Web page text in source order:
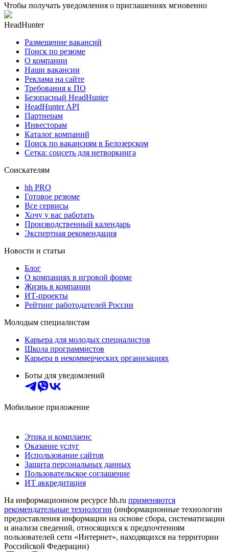
Чтобы получать уведомления о приглашениях мгновенно
HeadHunter
Размещение вакансий
Поиск по резюме
О компании
Наши вакансии
Реклама на сайте
Требования к ПО
Безопасный HeadHunter
HeadHunter API
Партнерам
Инвесторам
Каталог компаний
Поиск по вакансиям в Белозерском
Сетка: соцсеть для нетворкинга
Соискателям
hh PRO
Готовое резюме
Все сервисы
Хочу у вас работать
Производственный календарь
Экспертная рекомендация
Новости и статьи
Блог
О компаниях в игровой форме
Жизнь в компании
ИТ-проекты
Рейтинг работодателей России
Молодым специалистам
Карьера для молодых специалистов
Школа программистов
Карьера в некоммерческих организациях
Боты для уведомлений
Мобильное приложение
Этика и комплаенс
Оказание услуг
Использование сайтов
Защита персональных данных
Пользовательское соглашение
ИТ аккредитация
На информационном ресурсе hh.ru применяются
рекомендательные технологии (информационные технологии
предоставления информации на основе сбора, систематизации
и анализа сведений, относящихся к предпочтениям
пользователей сети «Интернет», находящихся на территории
Российской Федерации)